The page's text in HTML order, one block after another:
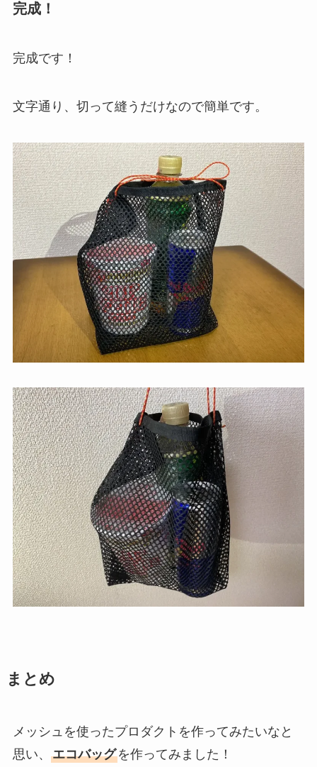
完成！
完成です！
文字通り、切って縫うだけなので簡単です。
まとめ
メッシュを使ったプロダクトを作ってみたいなと
思い、 エコバッグを作ってみました！